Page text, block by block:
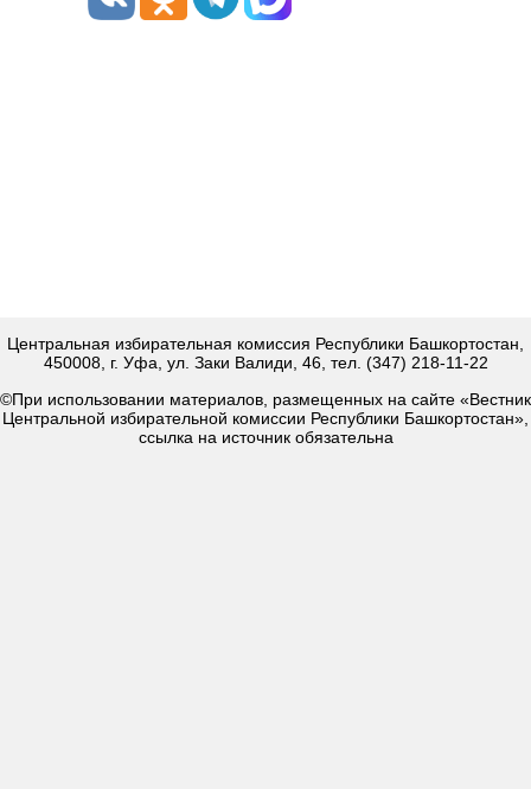
Центральная избирательная комиссия Республики Башкортостан,
450008, г. Уфа, ул. Заки Валиди, 46, тел. (347) 218-11-22
©При использовании материалов, размещенных на сайте «Вестник
Центральной избирательной комиссии Республики Башкортостан»,
ссылка на источник обязательна